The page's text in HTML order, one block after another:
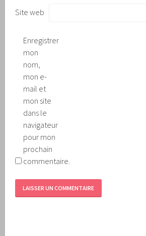
Site web
Enregistrer
mon
nom,
mon e-
mail et
mon site
dans le
navigateur
pour mon
prochain
commentaire.